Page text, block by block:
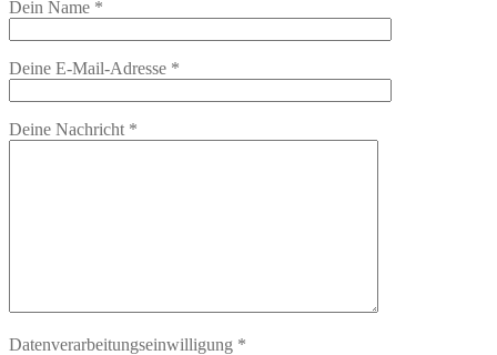
Dein Name *
Deine E-Mail-Adresse *
Deine Nachricht *
Datenverarbeitungseinwilligung *